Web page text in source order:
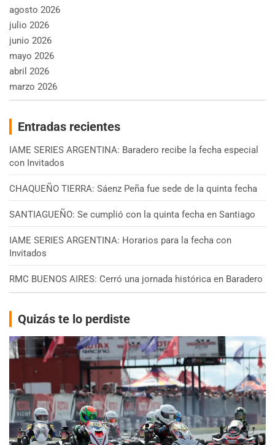
agosto 2026
julio 2026
junio 2026
mayo 2026
abril 2026
marzo 2026
Entradas recientes
IAME SERIES ARGENTINA: Baradero recibe la fecha especial
con Invitados
CHAQUEÑO TIERRA: Sáenz Peña fue sede de la quinta fecha
SANTIAGUEÑO: Se cumplió con la quinta fecha en Santiago
IAME SERIES ARGENTINA: Horarios para la fecha con
Invitados
RMC BUENOS AIRES: Cerró una jornada histórica en Baradero
Quizás te lo perdiste